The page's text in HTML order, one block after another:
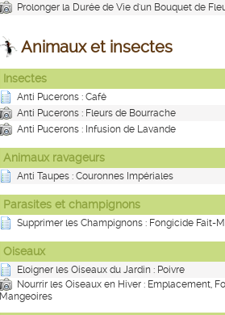
Prolonger la Durée de Vie d'un Bouquet de
Animaux et insectes
Insectes
Anti Pucerons : Café
Anti Pucerons : Fleurs de Bourrache
Anti Pucerons : Infusion de Lavande
Animaux ravageurs
Anti Taupes : Couronnes Impériales
Parasites et champignons
Supprimer les Champignons : Fongicide Fait-
Oiseaux
Eloigner les Oiseaux du Jardin : Poivre
Nourrir les Oiseaux en Hiver : Emplacement,
Mangeoires